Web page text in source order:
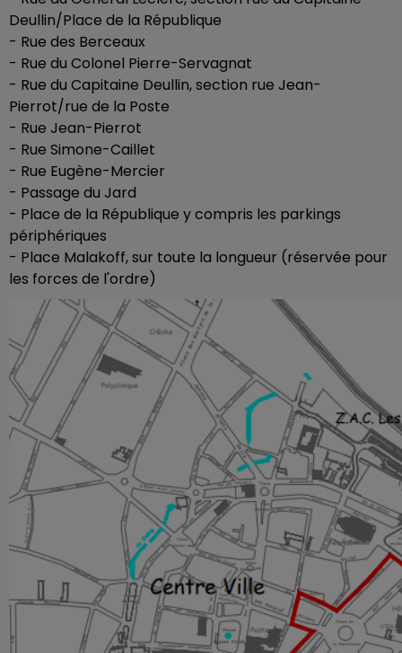
Deullin/Place de la République
- Rue des Berceaux
- Rue du Colonel Pierre-Servagnat
- Rue du Capitaine Deullin, section rue Jean-
Pierrot/rue de la Poste
- Rue Jean-Pierrot
- Rue Simone-Caillet
- Rue Eugène-Mercier
- Passage du Jard
- Place de la République y compris les parkings
périphériques
- Place Malakoff, sur toute la longueur (réservée pour
les forces de l'ordre)